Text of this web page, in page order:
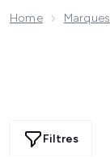
Home Marques
Filtres